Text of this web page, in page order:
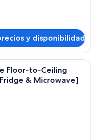
y disponibilidad
moderno con una cama
Floor-to-Ceiling
& Microwave]